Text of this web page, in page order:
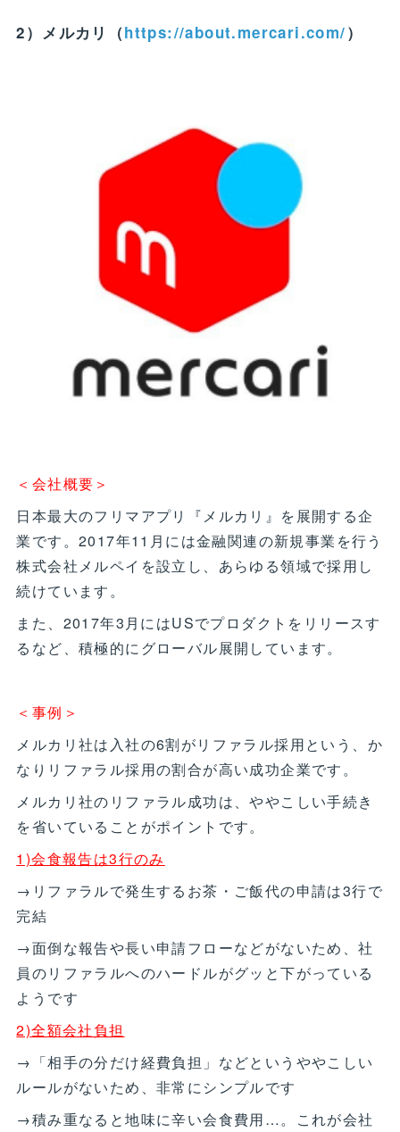
2）メルカリ（https://about.mercari.com/）
＜会社概要＞
日本最大のフリマアプリ『メルカリ』を展開する企
業です。2017年11月には金融関連の新規事業を行う
株式会社メルペイを設立し、あらゆる領域で採用し
続けています。
また、2017年3月にはUSでプロダクトをリリースす
るなど、積極的にグローバル展開しています。
＜事例＞
メルカリ社は入社の6割がリファラル採用という、か
なりリファラル採用の割合が高い成功企業です。
メルカリ社のリファラル成功は、ややこしい手続き
を省いていることがポイントです。
1)会食報告は3行のみ
→リファラルで発生するお茶・ご飯代の申請は3行で
完結
→面倒な報告や長い申請フローなどがないため、社
員のリファラルへのハードルがグッと下がっている
ようです
2)全額会社負担
→「相手の分だけ経費負担」などというややこしい
ルールがないため、非常にシンプルです
→積み重なると地味に辛い会食費用…。これが会社